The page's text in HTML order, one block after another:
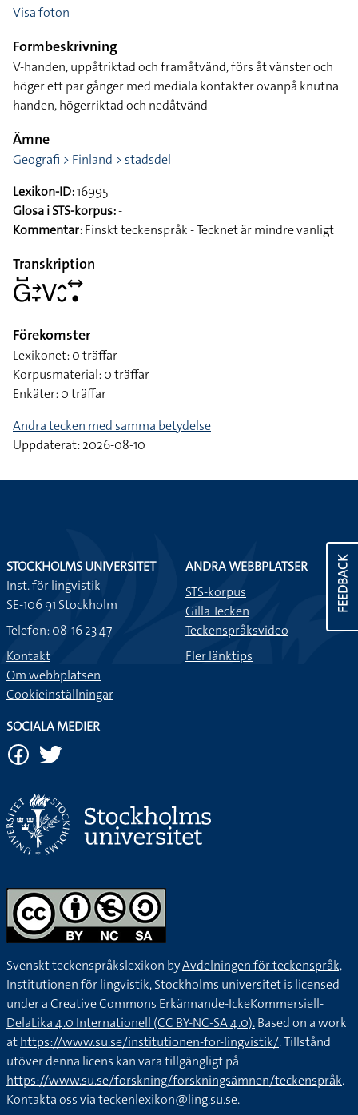
Visa foton
Formbeskrivning
V-handen, uppåtriktad och framåtvänd, förs åt vänster och
höger ett par gånger med mediala kontakter ovanpå knutna
handen, högerriktad och nedåtvänd
Ämne
Geografi > Finland > stadsdel
Lexikon-ID:16995
Glosa i STS-korpus:-
Kommentar:Finskt teckenspråk - Tecknet är mindre vanligt
Transkription
􌤦􌤹􌥔􌥙􌤭􌤵􌤷􌥤􌥡
Förekomster
Lexikonet: 0 träffar
Korpusmaterial: 0 träffar
Enkäter: 0 träffar
Andra tecken med samma betydelse
Uppdaterat: 2026-08-10
FEEDBACK
STOCKHOLMS UNIVERSITET
Inst. för lingvistik
SE-106 91 Stockholm
Telefon: 08-16 23 47
Kontakt
Om webbplatsen
Cookieinställningar
ANDRA WEBBPLATSER
STS-korpus
Gilla Tecken
Teckenspråksvideo
Fler länktips
SOCIALA MEDIER
Svenskt teckenspråkslexikon byAvdelningen för teckenspråk,
Institutionen för lingvistik, Stockholms universitetis licensed
under aCreative Commons Erkännande-IckeKommersiell-
DelaLika 4.0 Internationell (CC BY-NC-SA 4.0).Based on a work
athttps://www.su.se/institutionen-for-lingvistik/. Tillstånd
utöver denna licens kan vara tillgängligt på
https://www.su.se/forskning/forskningsämnen/teckenspråk.
Kontakta oss viateckenlexikon@ling.su.se.